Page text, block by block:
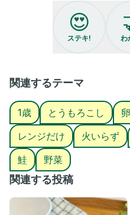
しかもウィンナーと違って
キッチンバサミすら使わない🥹
という圧倒的なラクさに私も歓
はい喜んで！とストレスなく
すぐ作り足せちゃいます👍
もちろん味もとっても美味しい
ぜひ昼夜問わず作ってみて下さ
ちなみにパラパラすぎて崩れや
ラップに包んだまま食べるのが
🍙鮭チャーハンおにぎり(結果
※おにぎり1個100g×3個
😍
ステキ! わ
関連するテーマ
1歳 とうもろこし 卵
レンジだけ
火いらず
鮭
野菜
関連する投稿